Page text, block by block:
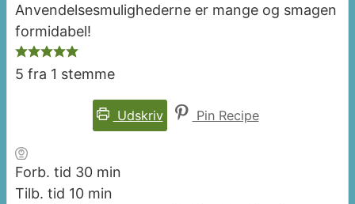
Anvendelsesmulighederne er mange og smagen
formidabel!
5 fra 1 stemme
Udskriv Pin Recipe
Forb. tid 30minutter
min
Tilb. tid 10minutter
min